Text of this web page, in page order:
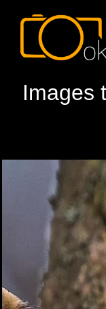
Images